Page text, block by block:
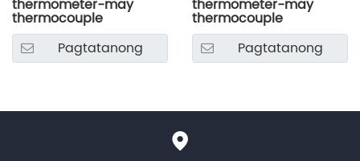
thermometer-may
thermocouple
Pagtatanong
thermometer-may
thermocouple
Pagtatanong